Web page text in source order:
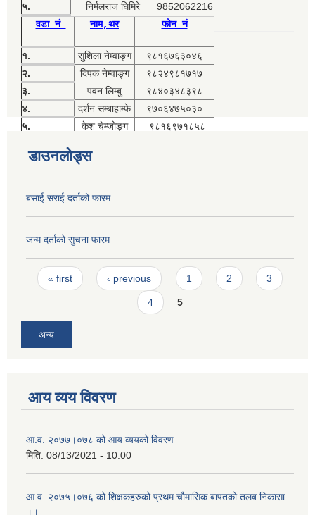
५.
निर्मलराज घिमिरे 9852062216
वडा नं नाम,थर फोन नं
१. सुशिला नेम्वाङ्ग
९८१६७६३०४६
२.
दिपक नेम्वाङ्ग
९८२४९८१७१७
३.
पवन लिम्बु
९८४०३४८३९८
४.
दर्शन सम्बाहाम्फे
९७०६४७५०३०
५.
केश चेम्जोङ्ग ९८१६९७१८५८
डाउनलोड्स
बसाई सराई दर्ताको फारम
जन्म दर्ताको सुचना फारम
Pages
« first ‹ previous 1 2 3
4 5
अन्य
आय व्यय विवरण
आ.व. २०७७।०७८ को आय व्ययको विवरण
मिति: 08/13/2021 - 10:00
आ.व. २०७५।०७६ को शिक्षकहरुको प्रथम चौमासिक बापतको तलब निकासा
।।